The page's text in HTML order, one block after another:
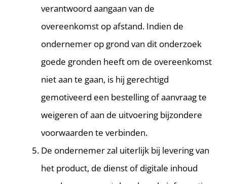
verantwoord aangaan van de
overeenkomst op afstand. Indien de
ondernemer op grond van dit onderzoek
goede gronden heeft om de overeenkomst
niet aan te gaan, is hij gerechtigd
gemotiveerd een bestelling of aanvraag te
weigeren of aan de uitvoering bijzondere
voorwaarden te verbinden.
De ondernemer zal uiterlijk bij levering van
het product, de dienst of digitale inhoud